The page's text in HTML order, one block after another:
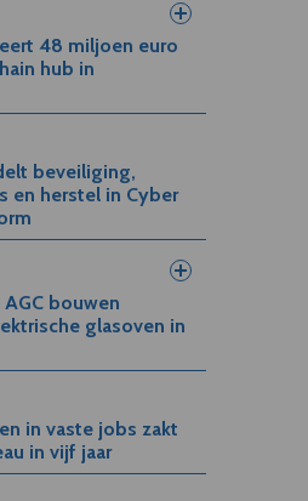
48 miljoen euro
hub in
beveiliging,
en herstel in Cyber
bouwen
glasoven in
in vaste jobs zakt
in vijf jaar